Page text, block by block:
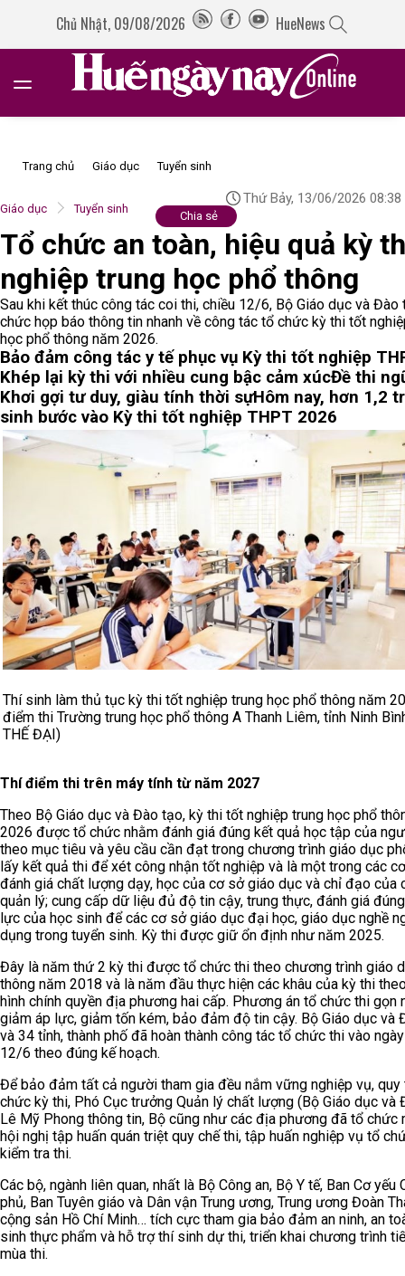
Chủ Nhật, 09/08/2026 HueNews
Trang chủ Giáo dục Tuyển sinh
Giáo dục Tuyển sinh
Thứ Bảy, 13/06/2026 08:38
Chia sẻ
Tổ chức an toàn, hiệu quả kỳ
nghiệp trung học phổ thông
Sau khi kết thúc công tác coi thi, chiều 12/6, Bộ Giáo dục và Đào
chức họp báo thông tin nhanh về công tác tổ chức kỳ thi tốt
học phổ thông năm 2026.
Bảo đảm công tác y tế phục vụ Kỳ thi tốt nghiệp
Khép lại kỳ thi với nhiều cung bậc cảm xúcĐề thi
Khơi gợi tư duy, giàu tính thời sựHôm nay, hơn 1,2
sinh bước vào Kỳ thi tốt nghiệp THPT 2026
Thí sinh làm thủ tục kỳ thi tốt nghiệp trung học phổ thông năm
điểm thi Trường trung học phổ thông A Thanh Liêm, tỉnh Ninh
THẾ ĐẠI)
Thí điểm thi trên máy tính từ năm 2027
Theo Bộ Giáo dục và Đào tạo, kỳ thi tốt nghiệp trung học phổ
2026 được tổ chức nhằm đánh giá đúng kết quả học tập của
theo mục tiêu và yêu cầu cần đạt trong chương trình giáo dục
lấy kết quả thi để xét công nhận tốt nghiệp và là một trong các
đánh giá chất lượng dạy, học của cơ sở giáo dục và chỉ đạo của
quản lý; cung cấp dữ liệu đủ độ tin cậy, trung thực, đánh giá
lực của học sinh để các cơ sở giáo dục đại học, giáo dục nghề
dụng trong tuyển sinh. Kỳ thi được giữ ổn định như năm 2025.
Đây là năm thứ 2 kỳ thi được tổ chức thi theo chương trình giáo
thông năm 2018 và là năm đầu thực hiện các khâu của kỳ thi
hình chính quyền địa phương hai cấp. Phương án tổ chức thi gọn
giảm áp lực, giảm tốn kém, bảo đảm độ tin cậy. Bộ Giáo dục và
và 34 tỉnh, thành phố đã hoàn thành công tác tổ chức thi vào
12/6 theo đúng kế hoạch.
Để bảo đảm tất cả người tham gia đều nắm vững nghiệp vụ, quy
chức kỳ thi, Phó Cục trưởng Quản lý chất lượng (Bộ Giáo dục và
Lê Mỹ Phong thông tin, Bộ cũng như các địa phương đã tổ chức
hội nghị tập huấn quán triệt quy chế thi, tập huấn nghiệp vụ tổ
kiểm tra thi.
Các bộ, ngành liên quan, nhất là Bộ Công an, Bộ Y tế, Ban Cơ yếu
phủ, Ban Tuyên giáo và Dân vận Trung ương, Trung ương Đoàn
cộng sản Hồ Chí Minh… tích cực tham gia bảo đảm an ninh, an
sinh thực phẩm và hỗ trợ thí sinh dự thi, triển khai chương trình
mùa thi.